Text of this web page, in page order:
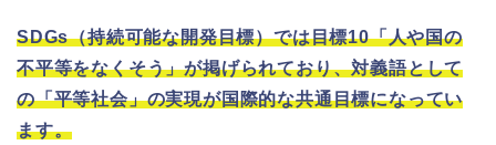
SDGs（持続可能な開発目標）では目標10「人や国の
不平等をなくそう」が掲げられており、対義語として
の「平等社会」の実現が国際的な共通目標になってい
ます。